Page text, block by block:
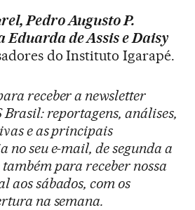
Pedro Augusto P.
de Assis e Daisy
do Instituto Igarapé.
receber a newsletter
reportagens, análises,
e as principais
no seu e-mail, de segunda a
também para receber nossa
aos sábados, com os
na semana.